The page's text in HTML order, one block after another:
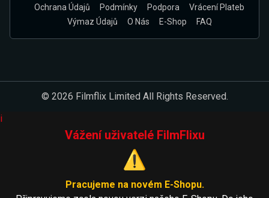
Ochrana Údajů Podmínky Podpora
Vrácení Plateb
Výmaz Údajů
O Nás E-Shop FAQ
© 2026 Filmflix Limited All Rights Reserved.
i
Vážení uživatelé FilmFlixu
⚠️
Pracujeme na novém E-Shopu.